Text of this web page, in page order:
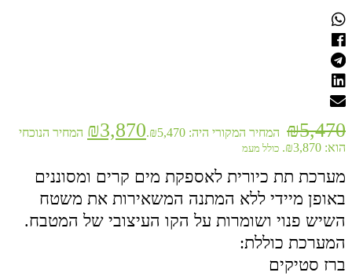
₪5,470 המחיר המקורי היה: ₪5,470. ₪3,870
המחיר הנוכחי
הוא: ₪3,870.
כולל מעמ
מערכת תת כיורית לאספקת מים קרים ומסוננים
באופן מיידי ללא המתנה המשאירות את משטח
השיש פנוי ושומרות על הקו העיצובי של המטבח.
המערכת כוללת:
ברז סטיקים